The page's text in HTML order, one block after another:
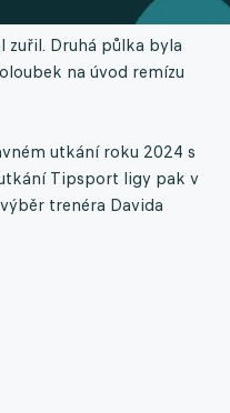
zuřil. Druhá půlka byla
na úvod remízu
utkání roku 2024 s
Tipsport ligy pak v
trenéra Davida